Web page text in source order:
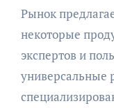
Рынок
некоторые
экспертов и
универсальные